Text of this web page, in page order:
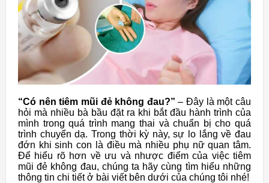
“Có nên tiêm mũi đẻ không đau?” – Đây là một câu
hỏi mà nhiều bà bầu đặt ra khi bắt đầu hành trình của
mình trong quá trình mang thai và chuẩn bị cho quá
trình chuyển dạ. Trong thời kỳ này, sự lo lắng về đau
đớn khi sinh con là điều mà nhiều phụ nữ quan tâm.
Để hiểu rõ hơn về ưu và nhược điểm của việc tiêm
mũi đẻ không đau, chúng ta hãy cùng tìm hiểu những
thông tin chi tiết ở bài viết bên dưới của chúng tôi nhé!